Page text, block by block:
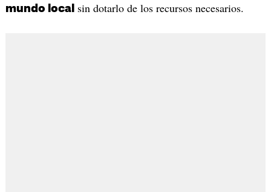
mundo local sin dotarlo de los recursos necesarios.